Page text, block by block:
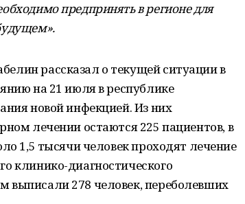
предпринять в регионе для
рассказал о текущей ситуации в
на 21 июля в республике
новой инфекцией. Из них
лечении остаются 225 пациентов, в
1,5 тысячи человек проходят лечение
клинико-диагностического
выписали 278 человек, переболевших